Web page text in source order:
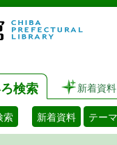
検索 新着資料
索 新着資料 テー